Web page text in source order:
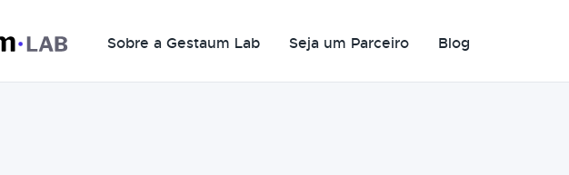
Sobre a Gestaum Lab Seja um Parceiro Blog